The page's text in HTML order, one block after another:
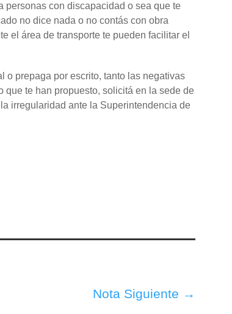
personas con discapacidad o sea que te
no dice nada o no contás con obra
el área de transporte te pueden facilitar el
o prepaga por escrito, tanto las negativas
que te han propuesto, solicitá en la sede de
irregularidad ante la Superintendencia de
Nota Siguiente →